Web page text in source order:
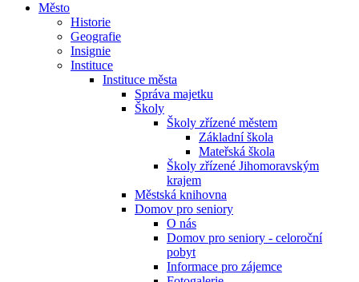
Město
Historie
Geografie
Insignie
Instituce
Instituce města
Správa majetku
Školy
Školy zřízené městem
Základní škola
Mateřská škola
Školy zřízené Jihomoravským
krajem
Městská knihovna
Domov pro seniory
O nás
Domov pro seniory - celoroční
pobyt
Informace pro zájemce